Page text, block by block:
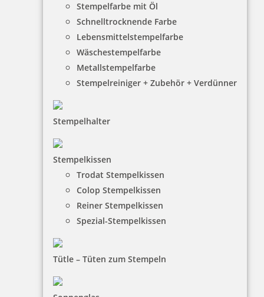
Stempelfarbe mit Öl
Schnelltrocknende Farbe
Lebensmittelstempelfarbe
Wäschestempelfarbe
Metallstempelfarbe
Stempelreiniger + Zubehör + Verdünner
Stempelhalter
Stempelkissen
Trodat Stempelkissen
Colop Stempelkissen
Reiner Stempelkissen
Spezial-Stempelkissen
Tütle – Tüten zum Stempeln
HINWEISE
Versandinformationen
Zahlungsbedingungen
Bestellhinweise